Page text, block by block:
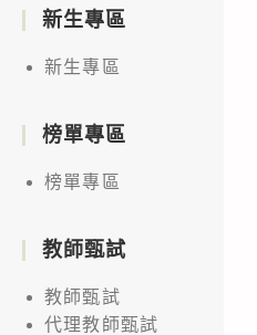
新生專區
新生專區
榜單專區
榜單專區
教師甄試
教師甄試
代理教師甄試